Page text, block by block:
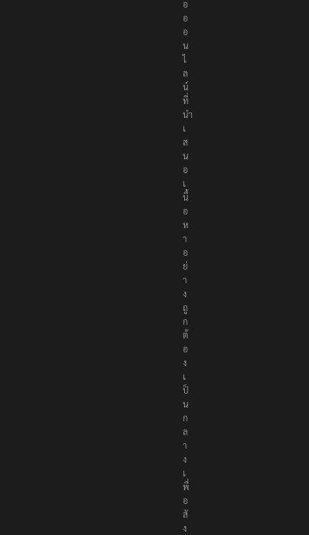
อ
อ
อ
น
ไ
ล
น์
ที่
นำ
เ
ส
น
อ
เ
นื้
อ
ห
า
อ
ย่
า
ง
ถู
ก
ต้
อ
ง
เ
ป็
น
ก
ล
า
ง
เ
พื่
อ
สั
ง